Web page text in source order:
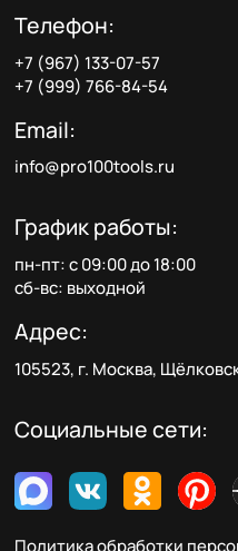
Телефон:
+7 (967) 133-07-57
+7 (999) 766-84-54
Email:
info@pro100tools.ru
График работы:
пн-пт: с 09:00 до 18:00
сб-вс: выходной
Адрес:
105523, г. Москва,
Социальные сети:
Политика обработки